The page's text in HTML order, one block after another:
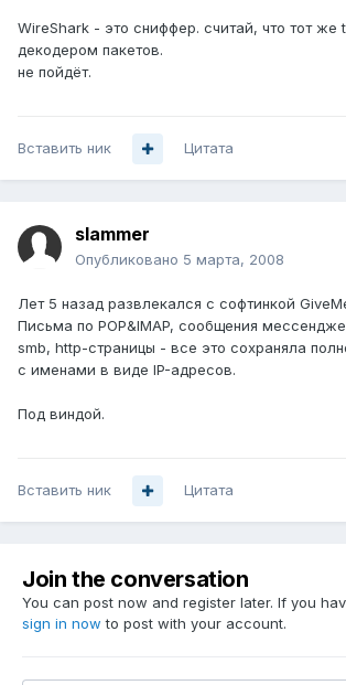
WireShark - это сниффер. считай, что тот же
декодером пакетов.
не пойдёт.
Вставить ник Цитата
slammer
Опубликовано 5 марта, 2008
Лет 5 назад развлекался с софтинкой
Письма по POP&IMAP, сообщения
smb, http-страницы - все это сохраняла
с именами в виде IP-адресов.
Под виндой.
Вставить ник Цитата
Join the conversation
You can post now and register later. If you
sign in now to post with your account.